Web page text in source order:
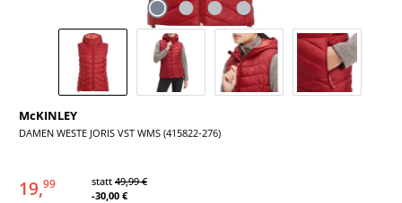
McKINLEY
DAMEN WESTE JORIS VST WMS (415822-276)
19,99 statt 49,99 €
-30,00 €